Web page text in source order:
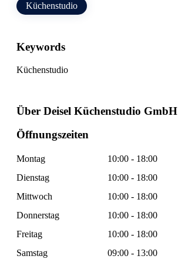
Küchenstudio
Keywords
Küchenstudio
Über Deisel Küchenstudio GmbH
Öffnungszeiten
Montag
10:00 - 18:00
Dienstag
10:00 - 18:00
Mittwoch
10:00 - 18:00
Donnerstag
10:00 - 18:00
Freitag
10:00 - 18:00
Samstag
09:00 - 13:00